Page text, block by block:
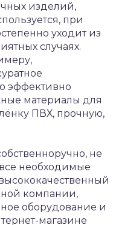
изделий,
при
уходит из
случаях.
эффективно
материалы для
ПВХ, прочную,
не
необходимые
компании,
оборудование и
магазине